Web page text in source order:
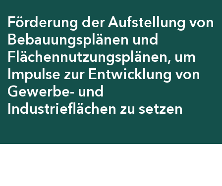
Förderung der Aufstellung von
Bebauungsplänen und
Flächennutzungsplänen, um
Impulse zur Entwicklung von
Gewerbe- und
Industrieflächen zu setzen